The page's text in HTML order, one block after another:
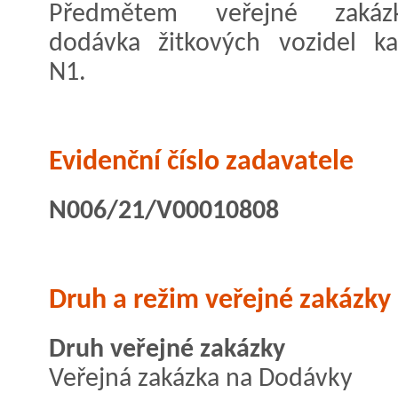
Předmětem veřejné
dodávka žitkových vozidel
N1.
Evidenční číslo zadavatele
N006/21/V00010808
Druh a režim veřejné zakázky
Druh veřejné zakázky
Veřejná zakázka na Dodávky